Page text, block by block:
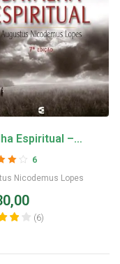
Espiritual –
Nicodemus
6
Nicodemus Lopes
(6)